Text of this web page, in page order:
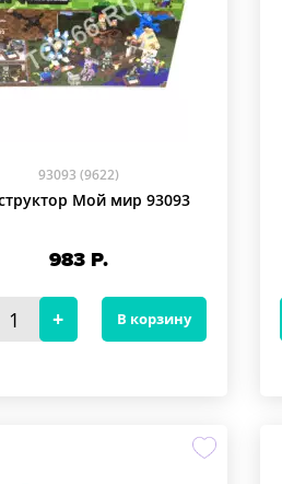
93093 (9622)
Мой мир 93093
983 Р.
В корзину